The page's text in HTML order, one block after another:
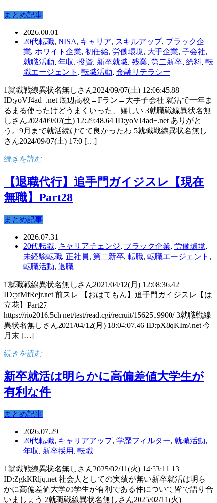
まとめ記事
2026.08.01
20代転職, NISA, キャリア, スキルアップ, ブラック企
業, ホワイト企業, 初任給, 労働環境, 大手企業, 子会社,
就職活動, 年収, 投資, 新卒就職, 残業, 第二新卒, 給料, 転
職エージェント , 転職活動, 金融リテラシー
1就職戦線異状名無しさん2024/09/07(土) 12:06:45.88
ID:yoVJ4ad+.net 底辺高校→Fラン→大手子会社 就活で一年ま
るまる使ったけどうまくいった、嬉しい 3就職戦線異状名無
しさん2024/09/07(土) 12:29:48.64 ID:yoVJ4ad+.net ありがと
う。9月まで就活続けてて良かったわ 5就職戦線異状名無し
さん2024/09/07(土) 17:0 […]
続きを読む
【退職代行】追手門ガイジスレ【現在
無職】Part28
まとめ記事
2026.07.31
20代転職, キャリアチェンジ, ブラック企業, 労働環境,
未経験転職, 正社員, 第二新卒, 転職, 転職エージェント ,
転職活動, 退職
1就職戦線異状名無しさん2021/04/12(月) 12:08:36.42
ID:pfMfRejr.net 前スレ 【おばてもん】追手門ガイジスレ【は
立花】Part27
https://rio2016.5ch.net/test/read.cgi/recruit/1562519900/ 3就職戦線
異状名無しさん2021/04/12(月) 18:04:07.46 ID:pX8qKIm/.net 今
月末 […]
続きを読む
新卒就活は明らかに高偏差値大学生が
有利な件
まとめ記事
2026.07.29
20代転職, キャリアアップ, 学歴フィルター, 就職活動,
年収, 新卒採用 , 転職
1就職戦線異状名無しさん2025/02/11(火) 14:33:11.13
ID:ZgkKRljq.net 社会人としての実績が無い新卒就活は明ら
かに高偏差値大学の学生が有利である件について皆で語り合
いましょう 2就職戦線異状名無しさん2025/02/11(火)